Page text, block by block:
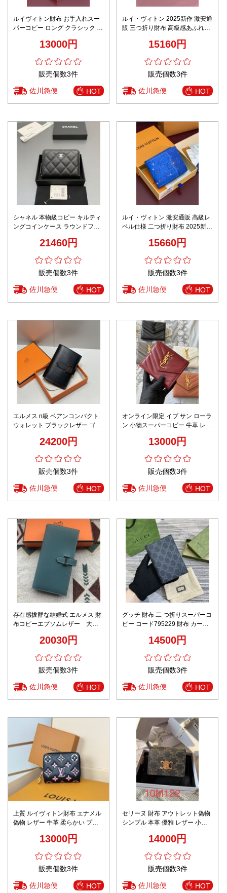
ルイヴィトン財布 お手入れスー
パーコピー ロング クラシック レ
13000円
販売個数3件
佐川急便 HOT
ルイ・ヴィトン 2025新作 激安通
販 三つ折り財布 高級感あふれる
15160円
販売個数3件
佐川急便 HOT
シャネル 本物級コピー キルティ
ングコインケース ラウンドファ
ザー 口コミ多数21460円
販売個数3件
佐川急便 HOT
ルイ・ヴィトン 激安通販 高級レ
ベル仕様 二つ折り財布 2025新作
数量限定入荷15660円
販売個数3件
佐川急便 HOT
エルメス n級 ベアンコンパクト
ウォレット ブラックレザー ゴー
24200円
販売個数3件
佐川急便 HOT
オンライン限定 イブ サン ローラ
ン 小物スーパーコピー 牛革 レザ
13000円
販売個数3件
佐川急便 HOT
存在感拔群な結婚式 エルメス 財
布コピーエプソムレザー 大容
20030円
販売個数3件
佐川急便 HOT
グッチ 財布 二 つ折りスーパーコ
ピー コード795229 財布 カード
14500円
販売個数3件
佐川急便 HOT
上質 ルイヴィトン財布 エナメル
偽物 レザー 牛革 柔らかい プリ
13000円
販売個数3件
佐川急便 HOT
セリーヌ 財布 アウトレット偽物
シンプル 本革 優雅 レザー 小遣
14000円
販売個数3件
佐川急便 HOT